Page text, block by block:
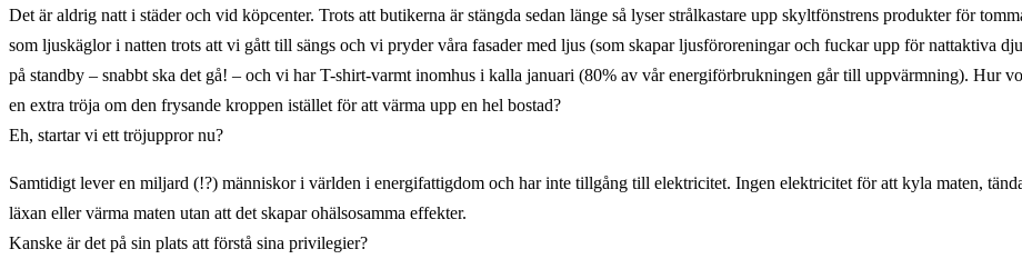
Det är aldrig natt i städer och vid köpcenter. Trots att butikerna är stängda sedan länge så lyser strålkastare upp skyltfönstrens produkter för
som ljuskäglor i natten trots att vi gått till sängs och vi pryder våra fasader med ljus (som skapar ljusföroreningar och fuckar upp för nattaktiva
på standby – snabbt ska det gå! – och vi har T-shirt-varmt inomhus i kalla januari (80% av vår energiförbrukningen går till uppvärmning). Hur
en extra tröja om den frysande kroppen istället för att värma upp en hel bostad?
Eh, startar vi ett tröjuppror nu?
Samtidigt lever en miljard (!?) människor i världen i energifattigdom och har inte tillgång till elektricitet. Ingen elektricitet för att kyla maten,
läxan eller värma maten utan att det skapar ohälsosamma effekter.
Kanske är det på sin plats att förstå sina privilegier?